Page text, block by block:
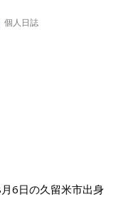
個人日誌
6日の久留米市出身